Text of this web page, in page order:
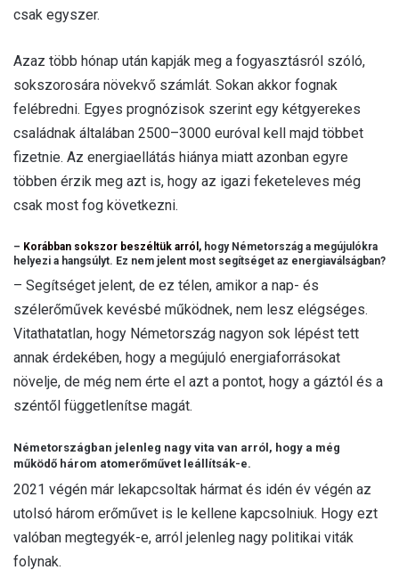
csak egyszer.
Azaz több hónap után kapják meg a fogyasztásról szóló,
sokszorosára növekvő számlát. Sokan akkor fognak
felébredni. Egyes prognózisok szerint egy kétgyerekes
családnak általában 2500–3000 euróval kell majd többet
fizetnie. Az energiaellátás hiánya miatt azonban egyre
többen érzik meg azt is, hogy az igazi feketeleves még
csak most fog következni.
– Korábban sokszor beszéltük arról, hogy Németország a megújulókra
helyezi a hangsúlyt. Ez nem jelent most segítséget az energiaválságban?
– Segítséget jelent, de ez télen, amikor a nap- és
szélerőművek kevésbé működnek, nem lesz elégséges.
Vitathatatlan, hogy Németország nagyon sok lépést tett
annak érdekében, hogy a megújuló energiaforrásokat
növelje, de még nem érte el azt a pontot, hogy a gáztól és a
széntől függetlenítse magát.
Németországban jelenleg nagy vita van arról, hogy a még
működő három atomerőművet leállítsák-e.
2021 végén már lekapcsoltak hármat és idén év végén az
utolsó három erőművet is le kellene kapcsolniuk. Hogy ezt
valóban megtegyék-e, arról jelenleg nagy politikai viták
folynak.